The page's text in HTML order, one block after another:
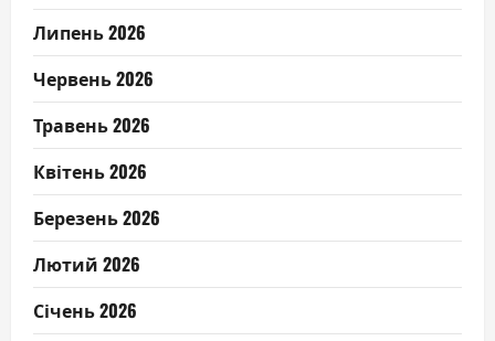
Липень 2026
Червень 2026
Травень 2026
Квітень 2026
Березень 2026
Лютий 2026
Січень 2026